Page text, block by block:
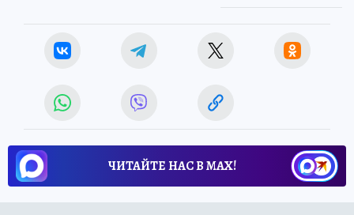
ЧИТАЙТЕ НАС В МАХ!